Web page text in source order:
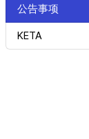
公告事项
KETA